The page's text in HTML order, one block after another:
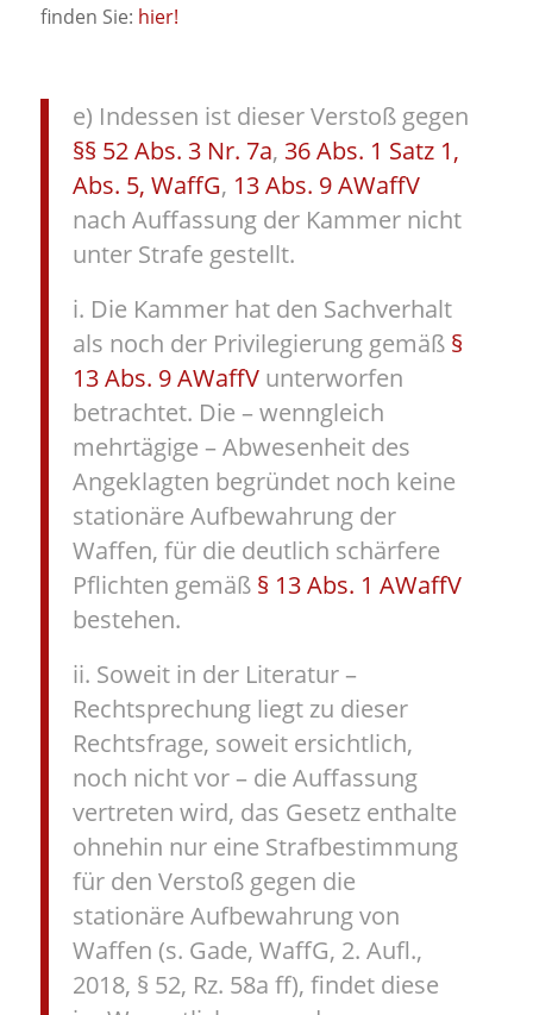
finden Sie: hier!
e) Indessen ist dieser Verstoß gegen
§§ 52 Abs. 3 Nr. 7a, 36 Abs. 1 Satz 1,
Abs. 5, WaffG, 13 Abs. 9 AWaffV
nach Auffassung der Kammer nicht
unter Strafe gestellt.
i. Die Kammer hat den Sachverhalt
als noch der Privilegierung gemäß §
13 Abs. 9 AWaffVunterworfen
betrachtet. Die – wenngleich
mehrtägige – Abwesenheit des
Angeklagten begründet noch keine
stationäre Aufbewahrung der
Waffen, für die deutlich schärfere
Pflichten gemäß § 13 Abs. 1 AWaffV
bestehen.
ii. Soweit in der Literatur –
Rechtsprechung liegt zu dieser
Rechtsfrage, soweit ersichtlich,
noch nicht vor – die Auffassung
vertreten wird, das Gesetz enthalte
ohnehin nur eine Strafbestimmung
für den Verstoß gegen die
stationäre Aufbewahrung von
Waffen (s. Gade, WaffG, 2. Aufl.,
2018, § 52, Rz. 58a ff), findet diese